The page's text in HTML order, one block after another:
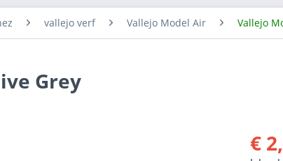
vallejo verf Vallejo Model Air Vallejo
Grey
€